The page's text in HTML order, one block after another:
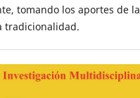
tomando los aportes de la
tradicionalidad.